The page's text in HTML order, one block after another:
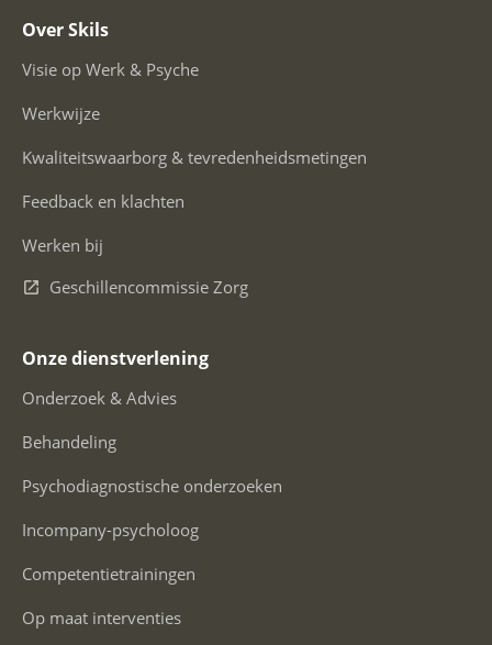
Over Skils
Visie op Werk & Psyche
Werkwijze
Kwaliteitswaarborg & tevredenheidsmetingen
Feedback en klachten
Werken bij
Geschillencommissie Zorg
Onze dienstverlening
Onderzoek & Advies
Behandeling
Psychodiagnostische onderzoeken
Incompany-psycholoog
Competentietrainingen
Op maat interventies